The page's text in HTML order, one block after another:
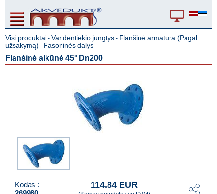
Visi produktai -Vandentiekio jungtys - Flanšinė armatūra (Pagal
užsakymą) - Fasoninės dalys
Flanšinė alkūnė 45° Dn200
Kodas :
114.84 EUR